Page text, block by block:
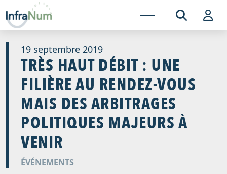
19 septembre 2019
TRÈS HAUT DÉBIT : UNE
FILIÈRE AU RENDEZ-VOUS
MAIS DES ARBITRAGES
POLITIQUES MAJEURS À
VENIR
ÉVÉNEMENTS